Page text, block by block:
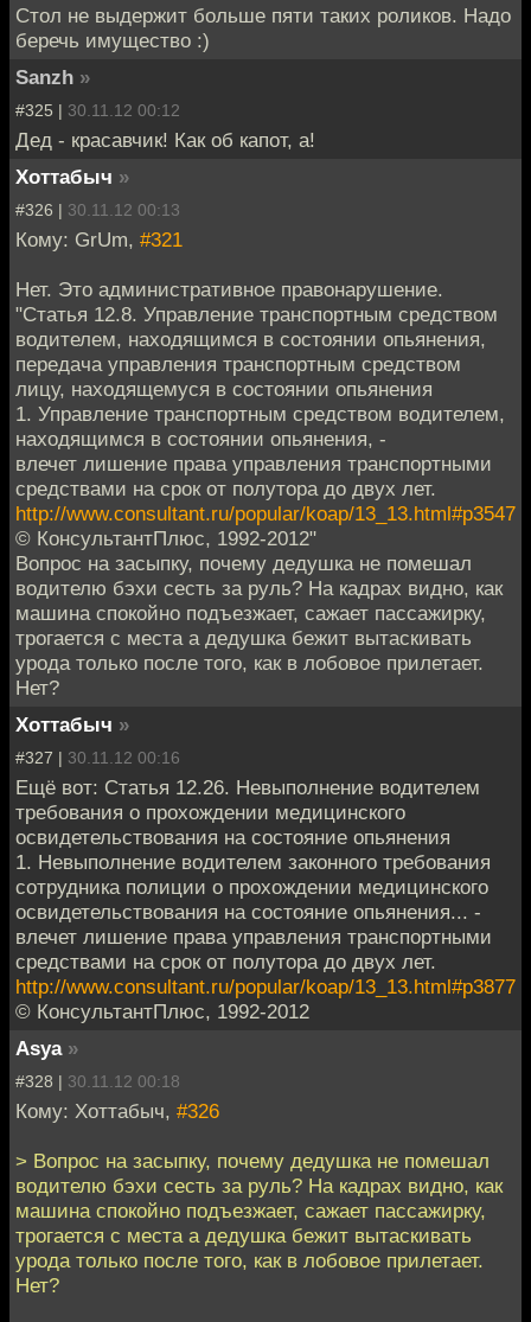
Стол не выдержит больше пяти таких роликов. Надо
беречь имущество :)
Sanzh »
#325 | 30.11.12 00:12
Дед - красавчик! Как об капот, а!
Хоттабыч »
#326 | 30.11.12 00:13
Кому: GrUm, #321
Нет. Это административное правонарушение.
"Статья 12.8. Управление транспортным средством
водителем, находящимся в состоянии опьянения,
передача управления транспортным средством
лицу, находящемуся в состоянии опьянения
1. Управление транспортным средством водителем,
находящимся в состоянии опьянения, -
влечет лишение права управления транспортными
средствами на срок от полутора до двух лет.
http://www.consultant.ru/popular/koap/13_13.html#p3547
© КонсультантПлюс, 1992-2012"
Вопрос на засыпку, почему дедушка не помешал
водителю бэхи сесть за руль? На кадрах видно, как
машина спокойно подъезжает, сажает пассажирку,
трогается с места а дедушка бежит вытаскивать
урода только после того, как в лобовое прилетает.
Нет?
Хоттабыч »
#327 | 30.11.12 00:16
Ещё вот: Статья 12.26. Невыполнение водителем
требования о прохождении медицинского
освидетельствования на состояние опьянения
1. Невыполнение водителем законного требования
сотрудника полиции о прохождении медицинского
освидетельствования на состояние опьянения... -
влечет лишение права управления транспортными
средствами на срок от полутора до двух лет.
http://www.consultant.ru/popular/koap/13_13.html#p3877
© КонсультантПлюс, 1992-2012
Asya »
#328 | 30.11.12 00:18
Кому: Хоттабыч, #326
> Вопрос на засыпку, почему дедушка не помешал
водителю бэхи сесть за руль? На кадрах видно, как
машина спокойно подъезжает, сажает пассажирку,
трогается с места а дедушка бежит вытаскивать
урода только после того, как в лобовое прилетает.
Нет?